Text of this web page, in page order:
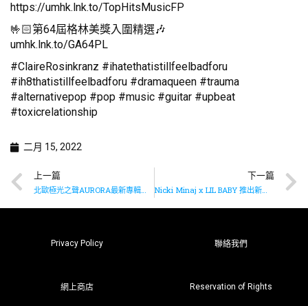
https://umhk.lnk.to/TopHitsMusicFP
🤟🏻第64屆格林美獎入圍精選🎶
umhk.lnk.to/GA64PL
#ClaireRosinkranz #ihatethatistillfeelbadforu
#ih8thatistillfeelbadforu #dramaqueen #trauma
#alternativepop #pop #music #guitar #upbeat
#toxicrelationship
二月 15, 2022
上一篇
北歐極光之聲AURORA最新專輯《The Gods We Can Touch》已上架
下一篇
Nicki Minaj x LIL BABY 推出新作《Bussin》
Privacy Policy 聯絡我們
網上商店 Reservation of Rights